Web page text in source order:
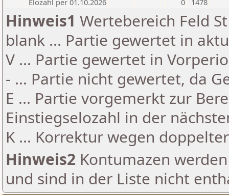
Elozahl per 01.10.2026
0 1478
Hinweis1 Wertebereich Feld
blank ... Partie gewertet in
V ... Partie gewertet in
- ... Partie nicht gewertet, da
E ... Partie vorgemerkt zur
Einstiegselozahl in der
K ... Korrektur wegen
Hinweis2 Kontumazen
und sind in der Liste nicht